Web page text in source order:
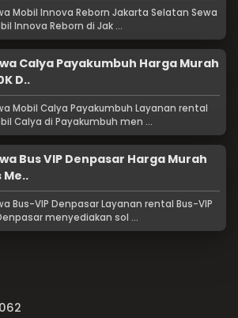
Mobil Innova Reborn Jakarta Selatan Sewa
Innova Reborn di Jak ...
Calya Payakumbuh Harga Murah
D..
Mobil Calya Payakumbuh Layanan rental
Calya di Payakumbuh men ...
Bus VIP Denpasar Harga Murah
Me..
Bus-VIP Denpasar Layanan rental Bus-VIP
menyediakan sol ...